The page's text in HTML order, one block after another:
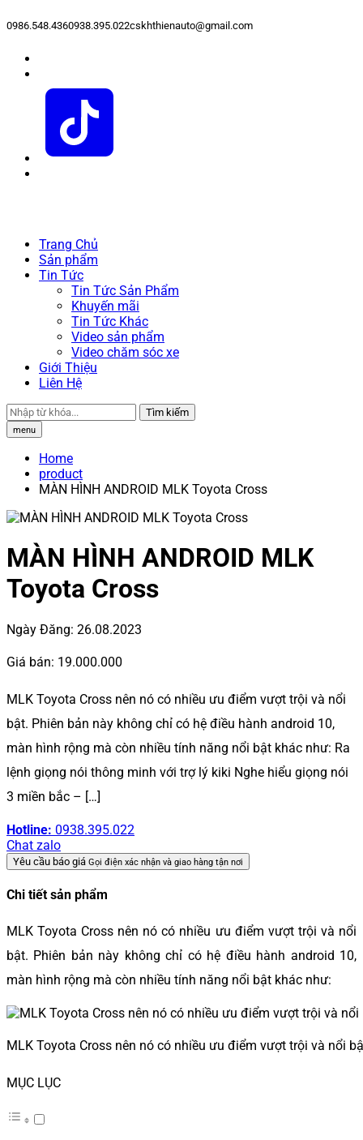
0986.548.4360938.395.022cskhthienauto@gmail.com
Trang Chủ
Sản phẩm
Tin Tức
Tin Tức Sản Phẩm
Khuyến mãi
Tin Tức Khác
Video sản phẩm
Video chăm sóc xe
Giới Thiệu
Liên Hệ
Tìm kiếm
menu
Home
product
MÀN HÌNH ANDROID MLK Toyota Cross
MÀN HÌNH ANDROID MLK
Toyota Cross
Ngày Đăng: 26.08.2023
Giá bán: 19.000.000
MLK Toyota Cross nên nó có nhiều ưu điểm vượt trội và nổi
bật. Phiên bản này không chỉ có hệ điều hành android 10,
màn hình rộng mà còn nhiều tính năng nổi bật khác như: Ra
lệnh giọng nói thông minh với trợ lý kiki Nghe hiểu giọng nói
3 miền bắc – […]
Hotline: 0938.395.022
Chat zalo
Yêu cầu báo giá Gọi điện xác nhận và giao hàng tận nơi
Chi tiết sản phẩm
MLK Toyota Cross nên nó có nhiều ưu điểm vượt trội và nổi
bật. Phiên bản này không chỉ có hệ điều hành android 10,
màn hình rộng mà còn nhiều tính năng nổi bật khác như:
MLK Toyota Cross nên nó có nhiều ưu điểm vượt trội và nổi
MỤC LỤC